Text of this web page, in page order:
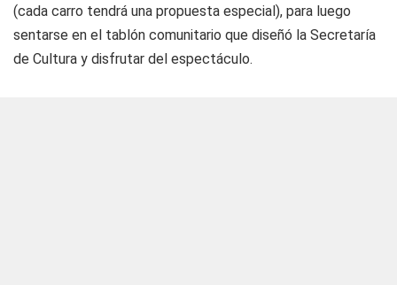
(cada carro tendrá una propuesta especial), para luego
sentarse en el tablón comunitario que diseñó la Secretaría
de Cultura y disfrutar del espectáculo.